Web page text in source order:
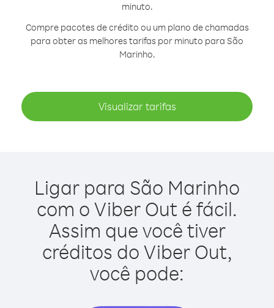
minuto.
Compre pacotes de crédito ou um plano de chamadas
para obter as melhores tarifas por minuto para São
Marinho.
Visualizar tarifas
Ligar para São Marinho
com o Viber Out é fácil.
Assim que você tiver
créditos do Viber Out,
você pode: